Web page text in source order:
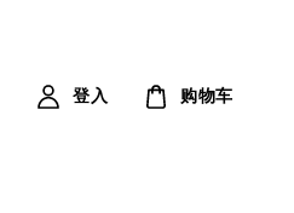
登入 购物车